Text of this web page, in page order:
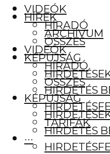
VIDEÓK
HÍRADÓ
ÖSSZES
KÉPÚJSÁG
HIRDETÉS
TARIFÁK
···
HÍREK
ARCHÍVUM
VIDEÓK
HÍRADÓ
ÖSSZES
KÉPÚJSÁG
HIRDETÉS